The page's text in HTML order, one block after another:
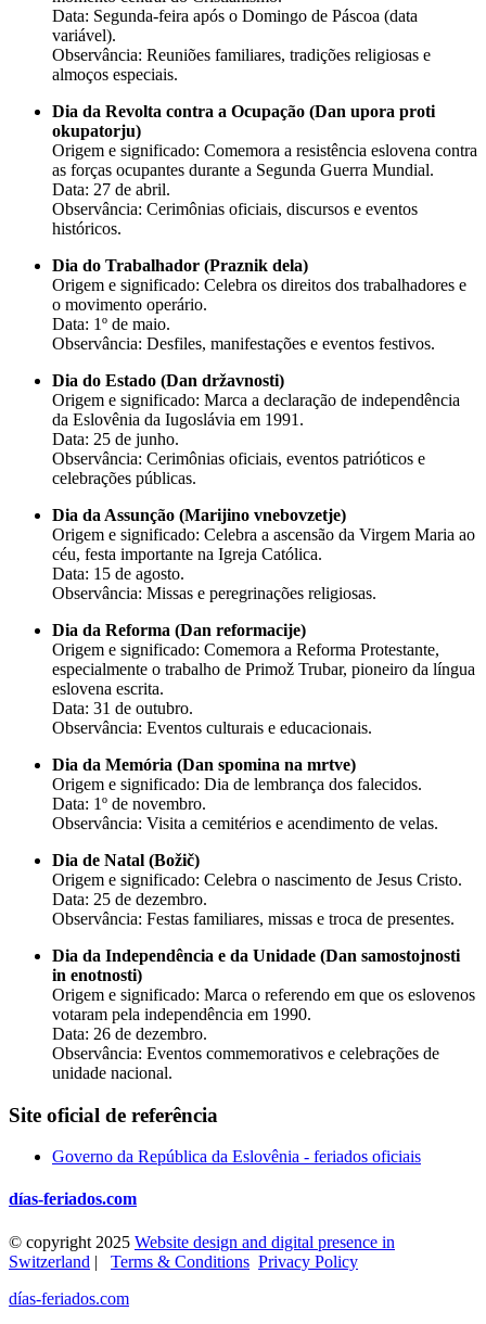
Data: Segunda-feira após o Domingo de Páscoa (data
variável).
Observância: Reuniões familiares, tradições religiosas e
almoços especiais.
Dia da Revolta contra a Ocupação (Dan upora proti
okupatorju)
Origem e significado: Comemora a resistência eslovena contra
as forças ocupantes durante a Segunda Guerra Mundial.
Data: 27 de abril.
Observância: Cerimônias oficiais, discursos e eventos
históricos.
Dia do Trabalhador (Praznik dela)
Origem e significado: Celebra os direitos dos trabalhadores e
o movimento operário.
Data: 1º de maio.
Observância: Desfiles, manifestações e eventos festivos.
Dia do Estado (Dan državnosti)
Origem e significado: Marca a declaração de independência
da Eslovênia da Iugoslávia em 1991.
Data: 25 de junho.
Observância: Cerimônias oficiais, eventos patrióticos e
celebrações públicas.
Dia da Assunção (Marijino vnebovzetje)
Origem e significado: Celebra a ascensão da Virgem Maria ao
céu, festa importante na Igreja Católica.
Data: 15 de agosto.
Observância: Missas e peregrinações religiosas.
Dia da Reforma (Dan reformacije)
Origem e significado: Comemora a Reforma Protestante,
especialmente o trabalho de Primož Trubar, pioneiro da língua
eslovena escrita.
Data: 31 de outubro.
Observância: Eventos culturais e educacionais.
Dia da Memória (Dan spomina na mrtve)
Origem e significado: Dia de lembrança dos falecidos.
Data: 1º de novembro.
Observância: Visita a cemitérios e acendimento de velas.
Dia de Natal (Božič)
Origem e significado: Celebra o nascimento de Jesus Cristo.
Data: 25 de dezembro.
Observância: Festas familiares, missas e troca de presentes.
Dia da Independência e da Unidade (Dan samostojnosti
in enotnosti)
Origem e significado: Marca o referendo em que os eslovenos
votaram pela independência em 1990.
Data: 26 de dezembro.
Observância: Eventos commemorativos e celebrações de
unidade nacional.
Site oficial de referência
Governo da República da Eslovênia - feriados oficiais
días-feriados.com
© copyright 2025 Website design and digital presence in
Switzerland | Terms & Conditions Privacy Policy
días-feriados.com